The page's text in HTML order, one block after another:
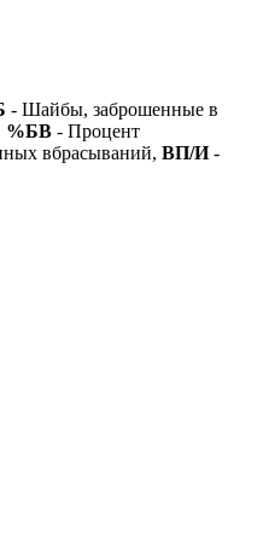
- Шайбы, заброшенные в
%БВ - Процент
вбрасываний, ВП/И-